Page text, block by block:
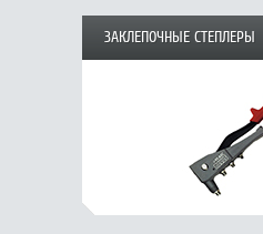
ЗАКЛЕПОЧНЫЕ СТЕПЛЕРЫ